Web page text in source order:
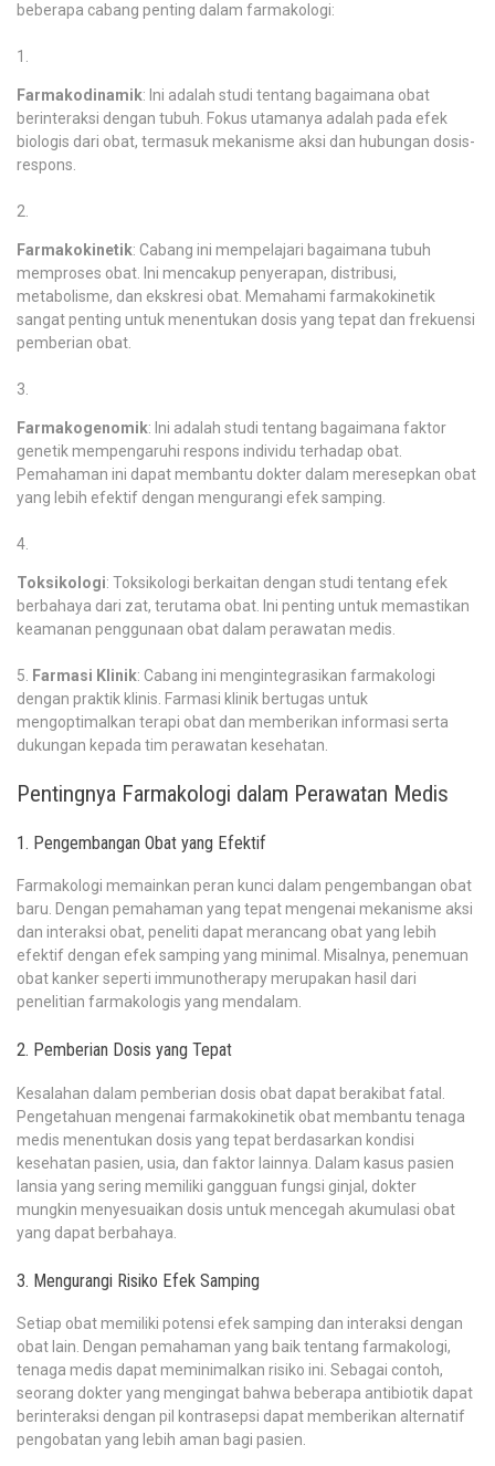
beberapa cabang penting dalam farmakologi:
Farmakodinamik: Ini adalah studi tentang bagaimana obat
berinteraksi dengan tubuh. Fokus utamanya adalah pada efek
biologis dari obat, termasuk mekanisme aksi dan hubungan dosis-
respons.
Farmakokinetik: Cabang ini mempelajari bagaimana tubuh
memproses obat. Ini mencakup penyerapan, distribusi,
metabolisme, dan ekskresi obat. Memahami farmakokinetik
sangat penting untuk menentukan dosis yang tepat dan frekuensi
pemberian obat.
Farmakogenomik: Ini adalah studi tentang bagaimana faktor
genetik mempengaruhi respons individu terhadap obat.
Pemahaman ini dapat membantu dokter dalam meresepkan obat
yang lebih efektif dengan mengurangi efek samping.
Toksikologi: Toksikologi berkaitan dengan studi tentang efek
berbahaya dari zat, terutama obat. Ini penting untuk memastikan
keamanan penggunaan obat dalam perawatan medis.
Farmasi Klinik: Cabang ini mengintegrasikan farmakologi
dengan praktik klinis. Farmasi klinik bertugas untuk
mengoptimalkan terapi obat dan memberikan informasi serta
dukungan kepada tim perawatan kesehatan.
Pentingnya Farmakologi dalam Perawatan Medis
1. Pengembangan Obat yang Efektif
Farmakologi memainkan peran kunci dalam pengembangan obat
baru. Dengan pemahaman yang tepat mengenai mekanisme aksi
dan interaksi obat, peneliti dapat merancang obat yang lebih
efektif dengan efek samping yang minimal. Misalnya, penemuan
obat kanker seperti immunotherapy merupakan hasil dari
penelitian farmakologis yang mendalam.
2. Pemberian Dosis yang Tepat
Kesalahan dalam pemberian dosis obat dapat berakibat fatal.
Pengetahuan mengenai farmakokinetik obat membantu tenaga
medis menentukan dosis yang tepat berdasarkan kondisi
kesehatan pasien, usia, dan faktor lainnya. Dalam kasus pasien
lansia yang sering memiliki gangguan fungsi ginjal, dokter
mungkin menyesuaikan dosis untuk mencegah akumulasi obat
yang dapat berbahaya.
3. Mengurangi Risiko Efek Samping
Setiap obat memiliki potensi efek samping dan interaksi dengan
obat lain. Dengan pemahaman yang baik tentang farmakologi,
tenaga medis dapat meminimalkan risiko ini. Sebagai contoh,
seorang dokter yang mengingat bahwa beberapa antibiotik dapat
berinteraksi dengan pil kontrasepsi dapat memberikan alternatif
pengobatan yang lebih aman bagi pasien.